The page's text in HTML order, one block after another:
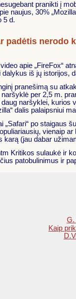
pranikti į
naujus, 30%
5 d.
padėtis nerodo
apie „FireFox“
iš jų istorijos,
pranešimą su
per 2,5 m.
naršyklei,
dalis palaipsniui
po staigaus
vienaip
karą (jau dabar
Kritikos sulaukė ir
patobulinimus ir
G.
Kaip